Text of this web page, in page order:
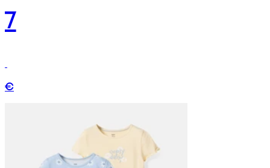
7
€